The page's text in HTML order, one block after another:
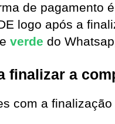
de pagamento
logo após a
verde do
finalizar a
com a